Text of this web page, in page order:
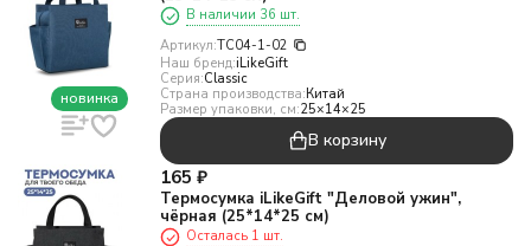
новинка
В наличии 36 шт.
Артикул:TC04-1-02
Наш бренд:iLikeGift
Серия:Classic
Страна производства:Китай
Размер упаковки, см:25×14×25
В корзину
165 ₽
Термосумка iLikeGift "Деловой ужин",
чёрная (25*14*25 см)
Осталась 1 шт.